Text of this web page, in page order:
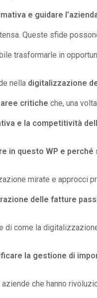
e guidare
Queste sfide
trasformarle in
nella digitalizzazione
critiche che, una
e la competitività
in questo WP e perché
mirate e approcci
delle fatture
di come la
la gestione di
aziende che hanno